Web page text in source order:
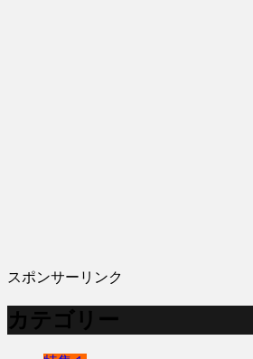
スポンサーリンク
カテゴリー